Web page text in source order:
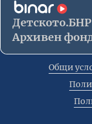
Детското.БНР
Архивен
Общи